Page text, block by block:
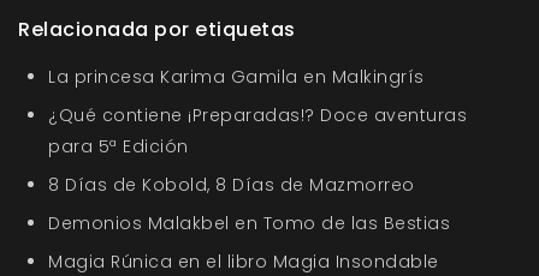
Relacionada por etiquetas
La princesa Karima Gamila en Malkingrís
¿Qué contiene ¡Preparadas!? Doce aventuras
para 5ª Edición
8 Días de Kobold, 8 Días de Mazmorreo
Demonios Malakbel en Tomo de las Bestias
Magia Rúnica en el libro Magia Insondable